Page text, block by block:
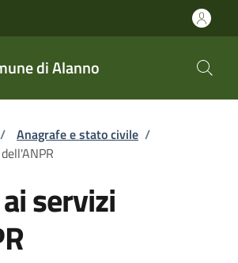
di Alanno
pane
/ Anagrafe e stato civile /
servizi